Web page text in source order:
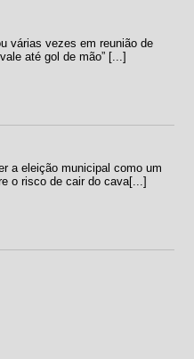
várias vezes em reunião de
até gol de mão” [...]
a eleição municipal como um
o risco de cair do cava[...]